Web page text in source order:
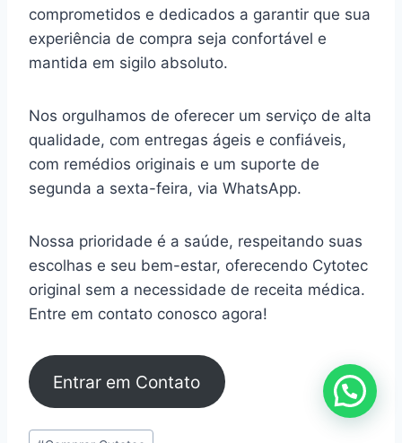
comprometidos e dedicados a garantir que sua
experiência de compra seja confortável e
mantida em sigilo absoluto.
Nos orgulhamos de oferecer um serviço de alta
qualidade, com entregas ágeis e confiáveis,
com remédios originais e um suporte de
segunda a sexta-feira, via WhatsApp.
Nossa prioridade é a saúde, respeitando suas
escolhas e seu bem-estar, oferecendo Cytotec
original sem a necessidade de receita médica.
Entre em contato conosco agora!
Entrar em Contato
Tags